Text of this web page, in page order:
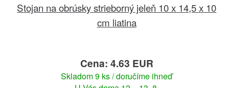
Stojan na obrúsky strieborný jeleň 10 x 14,5 x 10
cm liatina
Cena: 4.63 EUR
Skladom 9 ks / doručíme ihneď